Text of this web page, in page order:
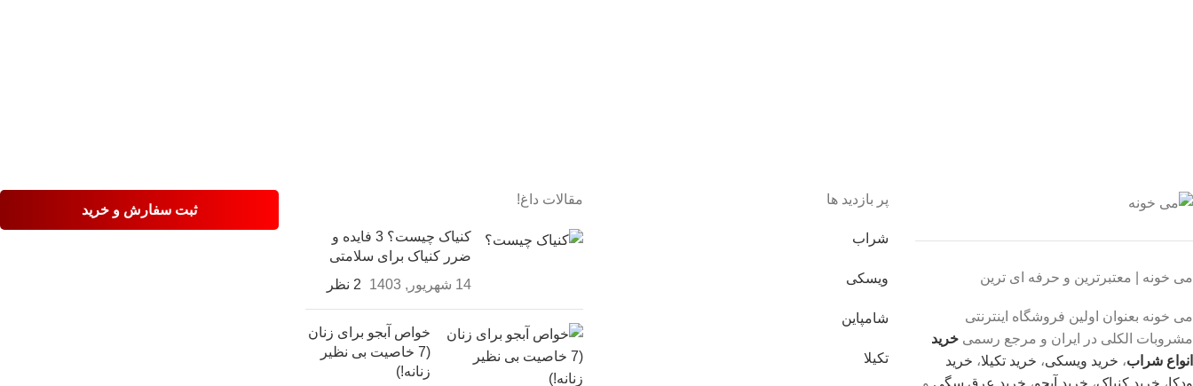
می خونه | معتبرترین و حرفه ای ترین
می خونه بعنوان اولین فروشگاه اینترنتی
مشروبات الکلی در ایران و مرجع رسمی خرید
انواع شراب، خرید ویسکی، خرید تکیلا، خرید
ودکا ، خرید کنیاک، خرید آبجو، خرید عرق سگی و
پر بازدید ها
شراب
ویسکی
شامپاین
تکیلا
مقالات داغ!
کنیاک چیست؟ 3 فایده و
ضرر کنیاک برای سلامتی
14 شهریور, 1403
2 نظر
خواص آبجو برای زنان
(7 خاصیت بی نظیر
زنانه!)
ثبت سفارش و خرید